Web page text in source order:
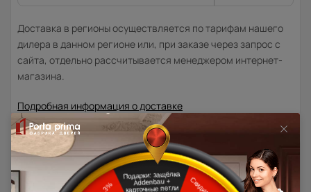
Доставка в регионы осуществляется по тарифам нашего
дилера в данном регионе или, при заказе через запрос с
сайта, отдельно рассчитывается менеджером интернет-
магазина.
Подробная информация о доставке
Товар относится к категориям:
500x1900 Двери модерн